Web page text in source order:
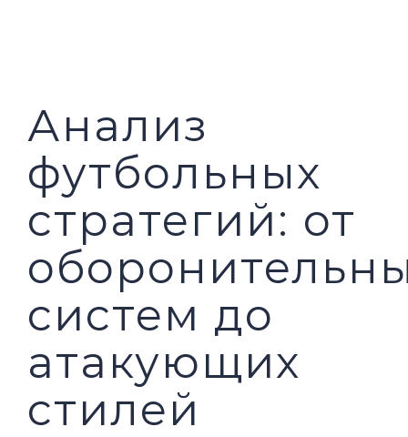
Анализ
футбольных
стратегий: от
систем до
атакующих
стилей